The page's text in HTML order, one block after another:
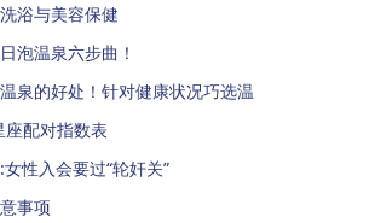
浴与美容保健
泡温泉六步曲！
泉的好处！针对健康状况巧选温
配对指数表
性入会要过“轮奸关”
事项